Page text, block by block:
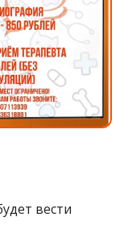
вести